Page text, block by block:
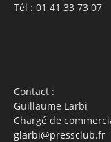
Tél : 01 41 33 73 07
Contact :
Guillaume Larbi
Chargé de
glarbi@pressclub.fr